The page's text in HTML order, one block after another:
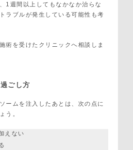
1週間以上してもなかなか治らな
ラブルが発生している可能性も考
術を受けたクリニックへ相談しま
ごし方
ームを注入したあとは、次の点に
う。
えない